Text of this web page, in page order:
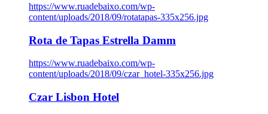
https://www.ruadebaixo.com/wp-
content/uploads/2018/09/rotatapas-335x256.jpg
Rota de Tapas Estrella Damm
https://www.ruadebaixo.com/wp-
content/uploads/2018/09/czar_hotel-335x256.jpg
Czar Lisbon Hotel